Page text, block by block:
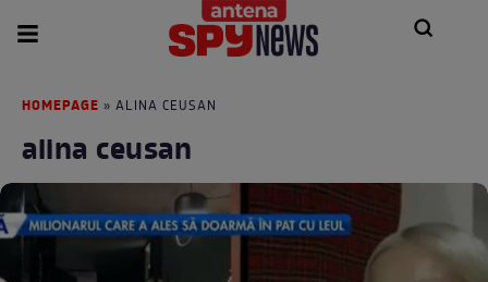
HOMEPAGE » ALINA CEUSAN
alina ceusan